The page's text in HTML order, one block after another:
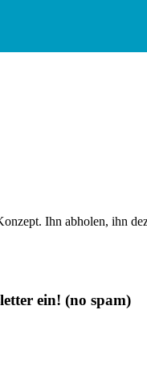
Ihn abholen, ihn
ein! (no spam)